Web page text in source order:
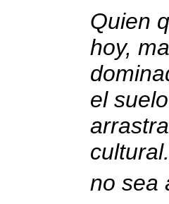
Quien
hoy,
el
no sea